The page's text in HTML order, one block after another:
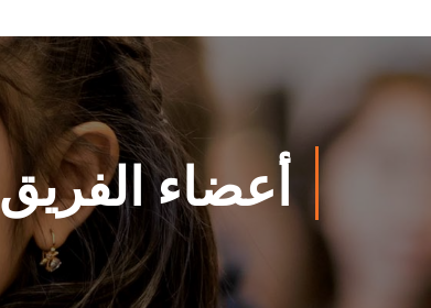
أعضاء الفريق